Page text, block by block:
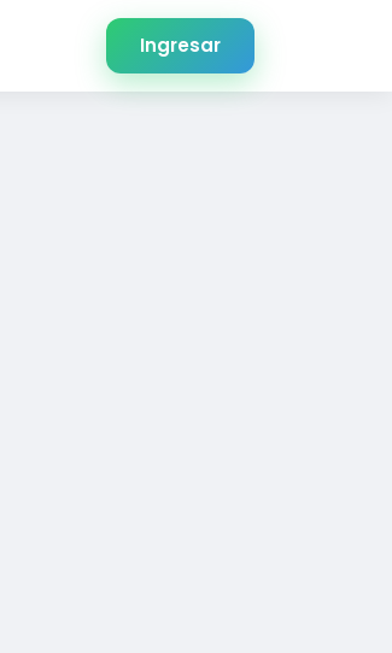
Ingresar